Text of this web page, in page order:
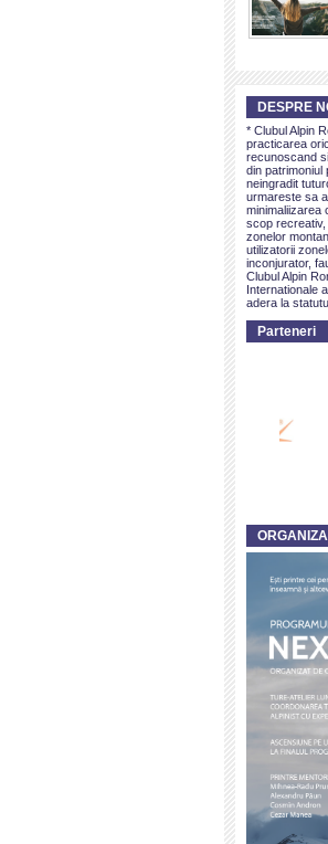
DESPRE
* Clubul Alpin
practicarea
recunoscand
din patrimoniul
neingradit
urmareste sa
minimaliizarea
scop
zonelor
utilizatorii
inconjurator,
Clubul Alpin
Internationale
adera la
Parteneri